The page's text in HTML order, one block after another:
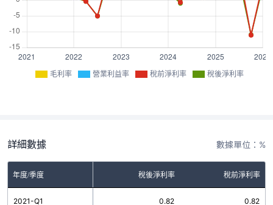
毛利率 營業利益率 稅前淨利率 稅後淨利率
詳細數據 數據單位：%
年度/季度 稅後淨利率 稅前淨利率
2021-Q1 0.82 0.82